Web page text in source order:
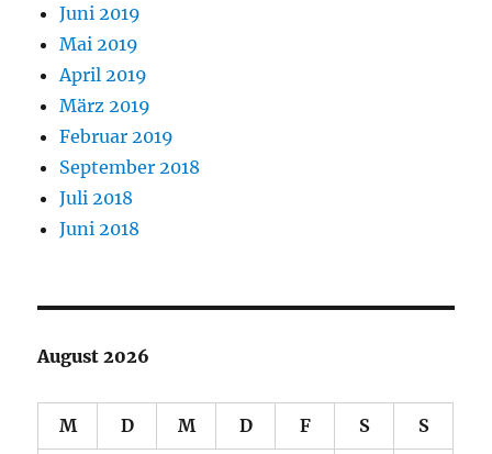
Juni 2019
Mai 2019
April 2019
März 2019
Februar 2019
September 2018
Juli 2018
Juni 2018
August 2026
M D M D F S S